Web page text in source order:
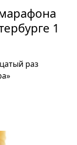
1
раз